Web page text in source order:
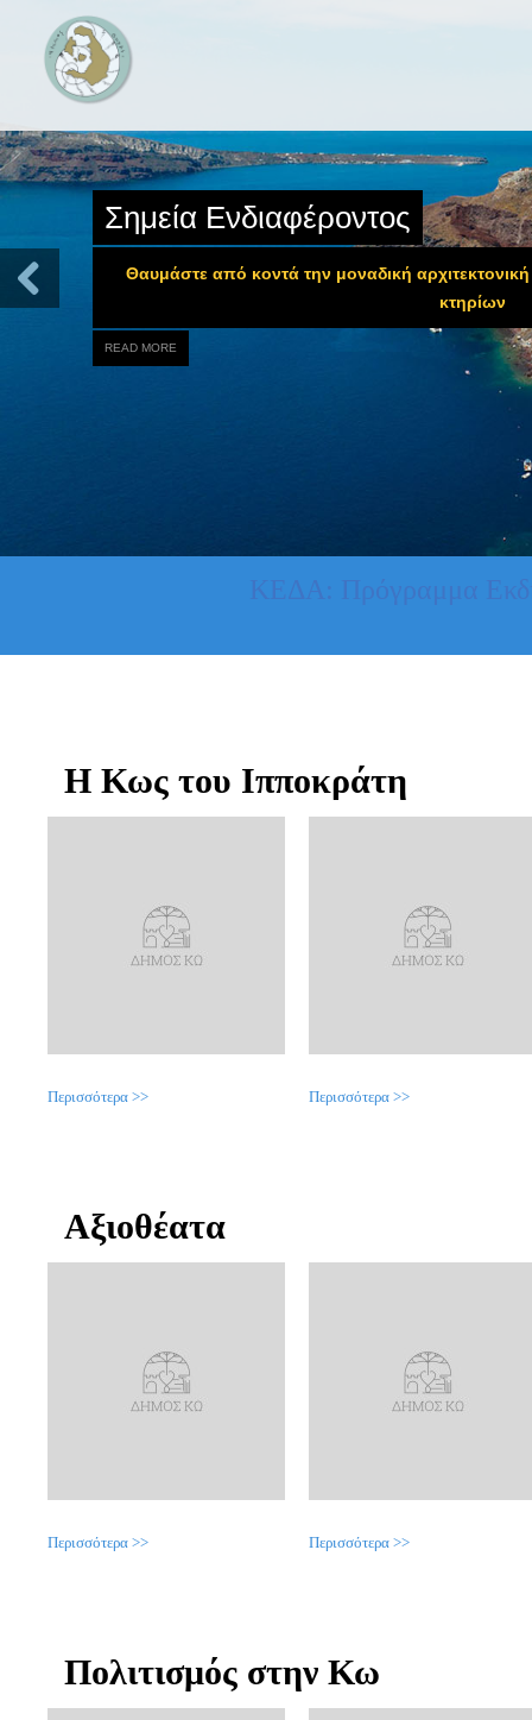
Σημεία Ενδιαφέροντος
Θαυμάστε από κοντά την μοναδική αρχιτεκτονική
κτηρίων
READ MORE
Η Κως του Ιπποκράτη
Περισσότερα >> Περισσότερα >>
Αξιοθέατα
Περισσότερα >> Περισσότερα >>
Πολιτισμός στην Κω